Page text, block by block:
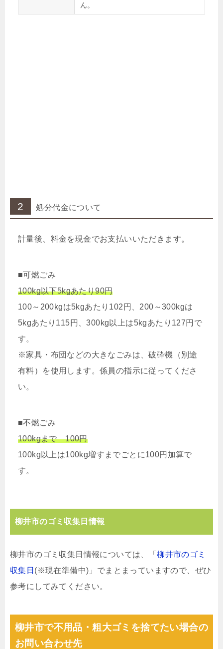
ん。
2 処分代金について
計量後、料金を現金でお支払いいただきます。
■可燃ごみ
100kg以下5kgあたり90円
100～200kgは5kgあたり102円、200～300kgは
5kgあたり115円、300kg以上は5kgあたり127円で
す。
※家具・布団などの大きなごみは、破砕機（別途
有料）を使用します。係員の指示に従ってくださ
い。
■不燃ごみ
100kgまで 100円
100kg以上は100kg増すまでごとに100円加算で
す。
柳井市のゴミ収集日情報
柳井市のゴミ収集日情報については、「柳井市のゴミ
収集日 (※現在準備中)」でまとまっていますので、ぜひ
参考にしてみてください。
柳井市で不用品・粗大ゴミを捨てたい場合の
お問い合わせ先